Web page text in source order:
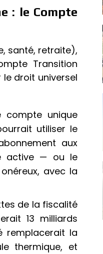
: le Compte
santé, retraite),
Transition
droit universel
compte unique
utiliser le
aux
active — ou le
avec la
de la fiscalité
13 milliards
remplacerait la
thermique, et